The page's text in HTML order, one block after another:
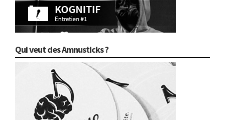
Qui veut des Amnusticks ?